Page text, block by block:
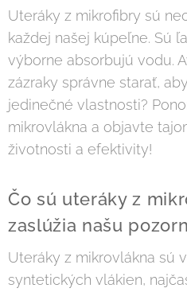
Uteráky z mikrofibry sú
každej našej kúpeľne. Sú
výborne absorbujú vodu.
zázraky správne starať,
jedinečné vlastnosti?
mikrovlákna a objavte
životnosti a efektivity!
Čo sú uteráky z
zaslúžia našu
Uteráky z mikrovlákna sú
syntetických vlákien,